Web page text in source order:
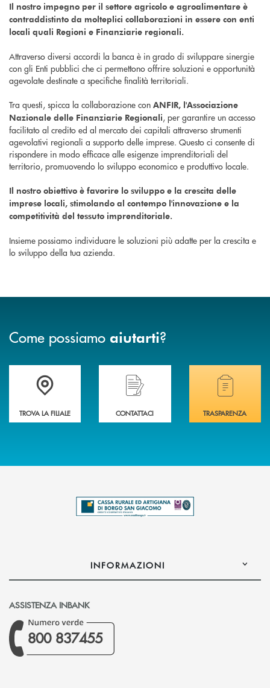
Il nostro impegno per il settore agricolo e agroalimentare è
contraddistinto da molteplici collaborazioni in essere con enti
locali quali Regioni e Finanziarie regionali.
Attraverso diversi accordi la banca è in grado di sviluppare sinergie
con gli Enti pubblici che ci permettono offrire soluzioni e opportunità
agevolate destinate a specifiche finalità territoriali.
Tra questi, spicca la collaborazione con ANFIR, l'Associazione
Nazionale delle Finanziarie Regionali, per garantire un accesso
facilitato al credito ed al mercato dei capitali attraverso strumenti
agevolativi regionali a supporto delle imprese. Questo ci consente di
rispondere in modo efficace alle esigenze imprenditoriali del
territorio, promuovendo lo sviluppo economico e produttivo locale.
Il nostro obiettivo è favorire lo sviluppo e la crescita delle
imprese locali, stimolando al contempo l'innovazione e la
competitività del tessuto imprenditoriale.
Insieme possiamo individuare le soluzioni più adatte per la crescita e
lo sviluppo della tua azienda.
Come possiamo aiutarti?
Trova la filiale più vicina a te .
TROVA LA FILIALE
Hai bisogno di assistenza immediata?
CONTATTACI
Hai bisogno di
TRASPARENZA
INFORMAZIONI
ASSISTENZA INBANK
800 837455